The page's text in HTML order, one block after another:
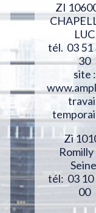
ZI
LUC
tél. 03 51
30
site :
Zi
tél: 03 10
00